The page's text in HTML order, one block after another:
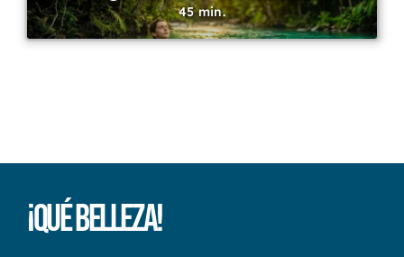
45 min.
¡Qué Belleza!